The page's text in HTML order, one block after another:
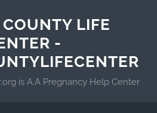
LIFE
-
is A.A Pregnancy Help Center